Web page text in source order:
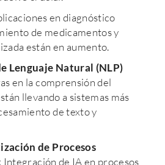
en diagnóstico
de medicamentos y
están en aumento.
Lenguaje Natural (NLP)
en la comprensión del
llevando a sistemas más
de texto y
de Procesos
Integración de IA en procesos